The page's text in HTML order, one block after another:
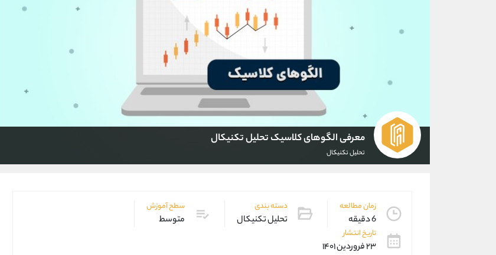
معرفی الگوهای کلاسیک تحلیل تکنیکال
تحلیل تکنیکال
زمان مطالعه
6 دقیقه
دسته بندی
تحلیل تکنیکال
سطح آموزش
متوسط
تاریخ انتشار
۲۳ فروردین ۱۴۰۱